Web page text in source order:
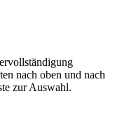
nach oben und nach
zur Auswahl.